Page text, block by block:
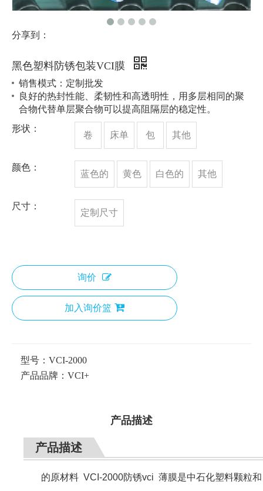
分享到：
黑色塑料防锈包装VCI膜
销售模式：定制批发
良好的热封性能、柔韧性和高透明性，用多层相同的聚
合物代替单层聚合物可以提高阻隔层的稳定性。
形状：
卷 床单 包 其他
颜色：
蓝色的 黄色 白色的 其他
尺寸：
定制尺寸
询价
加入询价篮
型号： VCI-2000
产品品牌： VCI+
产品描述
产品描述
的原材料 VCI-2000防锈vci 薄膜是中石化塑料颗粒